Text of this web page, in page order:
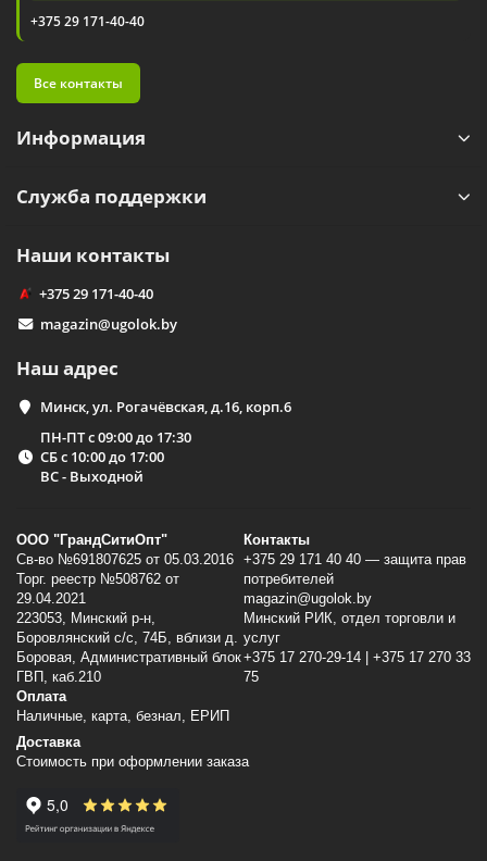
+375 29 171-40-40
Все контакты
Информация
Служба поддержки
Наши контакты
+375 29 171-40-40
magazin@ugolok.by
Наш адрес
Минск, ул. Рогачёвская, д.16, корп.6
ПН-ПТ с 09:00 до 17:30
СБ с 10:00 до 17:00
ВС - Выходной
ООО "ГрандСитиОпт"
Св-во №691807625 от 05.03.2016
Торг. реестр №508762 от
29.04.2021
223053, Минский p-н,
Боровлянский с/с, 74Б, вблизи д.
Боровая, Административный блок
ГВП, каб.210
Контакты
+375 29 171 40 40 — защита прав
потребителей
magazin@ugolok.by
Минский РИК, отдел торговли и
услуг
+375 17 270-29-14 | +375 17 270 33
75
Оплата
Наличные, карта, безнал, ЕРИП
Доставка
Стоимость при оформлении заказа